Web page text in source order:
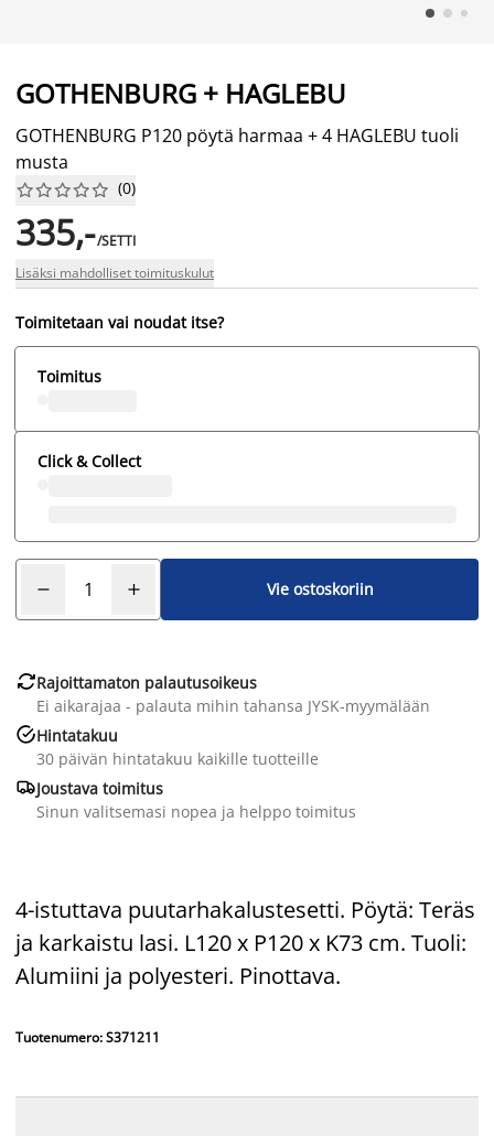
GOTHENBURG + HAGLEBU
GOTHENBURG P120 pöytä harmaa + 4 HAGLEBU tuoli
musta





 (0)
335,-/SETTI
Lisäksi mahdolliset toimituskulut
Toimitetaan vai noudat itse?
Toimitus
Click & Collect
Vie ostoskoriin
Rajoittamaton palautusoikeus
Ei aikarajaa - palauta mihin tahansa JYSK-myymälään
Hintatakuu
30 päivän hintatakuu kaikille tuotteille
Joustava toimitus
Sinun valitsemasi nopea ja helppo toimitus
4-istuttava puutarhakalustesetti. Pöytä: Teräs
ja karkaistu lasi. L120 x P120 x K73 cm. Tuoli:
Alumiini ja polyesteri. Pinottava.
Tuotenumero: S371211